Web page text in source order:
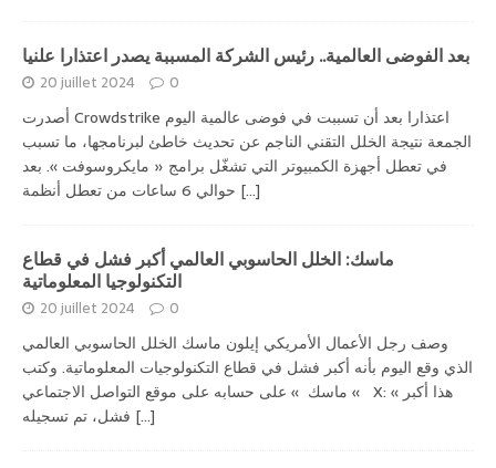
بعد الفوضى العالمية.. رئيس الشركة المسببة يصدر اعتذارا علنيا
20 juillet 2024 0
أصدرت Crowdstrike اعتذارا بعد أن تسببت في فوضى عالمية اليوم
الجمعة نتيجة الخلل التقني الناجم عن تحديث خاطئ لبرنامجها، ما تسبب
في تعطل أجهزة الكمبيوتر التي تشغّل برامج « مايكروسوفت ». بعد
[...]
ماسك: الخلل الحاسوبي العالمي أكبر فشل في قطاع
التكنولوجيا المعلوماتية
20 juillet 2024 0
وصف رجل الأعمال الأمريكي إيلون ماسك الخلل الحاسوبي العالمي
الذي وقع اليوم بأنه أكبر فشل في قطاع التكنولوجيات المعلوماتية. وكتب
» ماسك » على حسابه على موقع التواصل الاجتماعي X: « هذا أكبر
[...]